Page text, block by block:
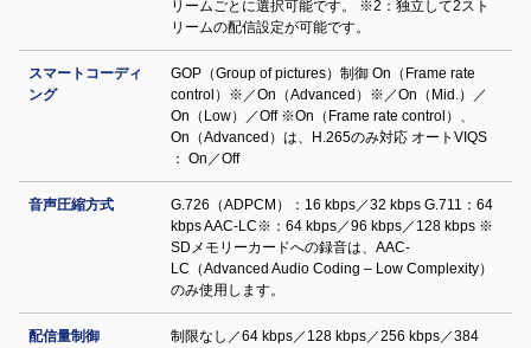
リームごとに選択可能です。 ※2：独立して2スト
リームの配信設定が可能です。
スマートコーディ
ング
GOP（Group of pictures）制御 On（Frame rate
control）※／On（Advanced）※／On（Mid.）／
On（Low）／Off ※On（Frame rate control）、
On（Advanced）は、H.265のみ対応 オートVIQS
： On／Off
音声圧縮方式
G.726（ADPCM）：16 kbps／32 kbps G.711：64
kbps AAC-LC※：64 kbps／96 kbps／128 kbps ※
SDメモリーカードへの録⾳は、AAC-
LC（Advanced Audio Coding – Low Complexity）
のみ使⽤します。
配信量制御
制限なし／64 kbps／128 kbps／256 kbps／384